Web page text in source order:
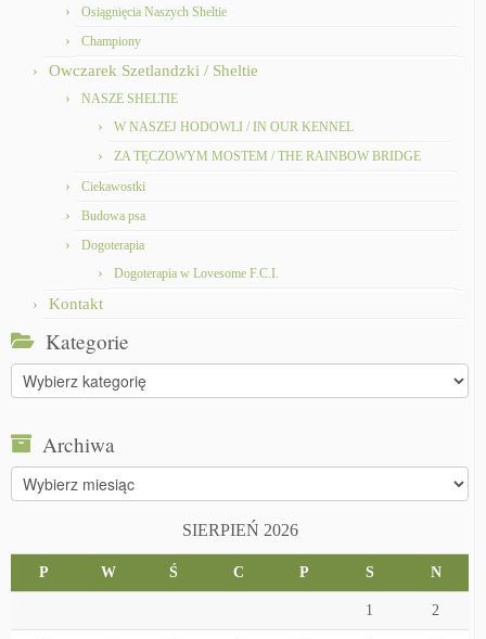
Osiągnięcia Naszych Sheltie
Championy
Owczarek Szetlandzki / Sheltie
NASZE SHELTIE
W NASZEJ HODOWLI / IN OUR KENNEL
ZA TĘCZOWYM MOSTEM / THE RAINBOW BRIDGE
Ciekawostki
Budowa psa
Dogoterapia
Dogoterapia w Lovesome F.C.I.
Kontakt
Kategorie
Kategorie
Archiwa
Archiwa
SIERPIEŃ 2026
P W Ś C P S N
1 2